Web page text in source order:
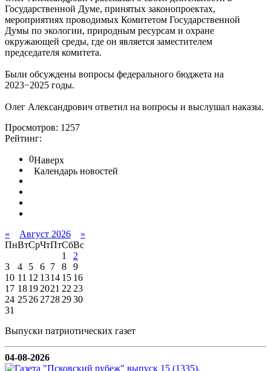
Государственной Думе, принятых законопроектах,
мероприятиях проводимых Комитетом Государственной
Думы по экологии, природным ресурсам и охране
окружающей среды, где он является заместителем
председателя комитета.
Были обсуждены вопросы федерального бюджета на
2023−2025 годы.
Олег Александрович ответил на вопросы и выслушал наказы.
Просмотров: 1257
Рейтинг:
0Наверх
Календарь новостей
« Август 2026
»
ПнВтСрЧтПтСбВс
1
2
3
4 5 6 7 8
9
10 11 12 1314 15 16
17 18192021 2223
24 252627282930
31
Выпуски патриотических газет
04-08-2026